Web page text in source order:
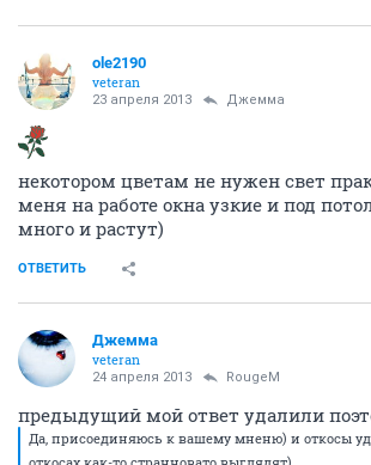
ole2190
veteran
23 апреля 2013 Джемма
некотором цветам не нужен свет
меня на работе окна узкие и под
много и растут)
ОТВЕТИТЬ
Джемма
veteran
24 апреля 2013 RougeM
предыдущий мой ответ удалили
Да, присоединяюсь к вашему мненю) и откосы